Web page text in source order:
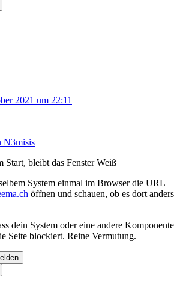
2021 um 22:11
N3misis
Start, bleibt das Fenster Weiß
System einmal im Browser die URL
öffnen und schauen, ob es dort anders
dein System oder eine andere Komponente
Seite blockiert. Reine Vermutung.